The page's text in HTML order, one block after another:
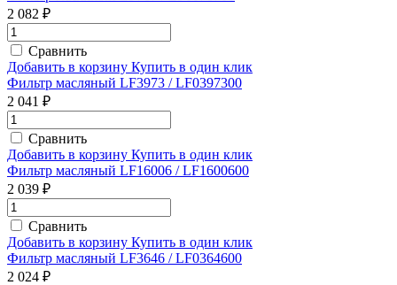
2 082 ₽
Сравнить
Добавить в корзину Купить в один клик
Фильтр масляный LF3973 / LF0397300
2 041 ₽
Сравнить
Добавить в корзину Купить в один клик
Фильтр масляный LF16006 / LF1600600
2 039 ₽
Сравнить
Добавить в корзину Купить в один клик
Фильтр масляный LF3646 / LF0364600
2 024 ₽